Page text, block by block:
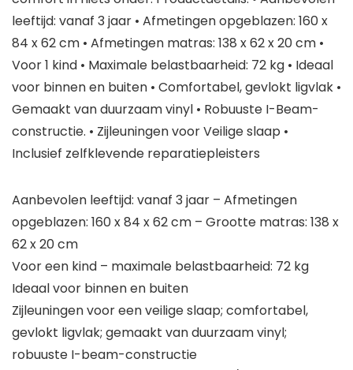
leeftijd: vanaf 3 jaar • Afmetingen opgeblazen: 160 x
84 x 62 cm • Afmetingen matras: 138 x 62 x 20 cm •
Voor 1 kind • Maximale belastbaarheid: 72 kg • Ideaal
voor binnen en buiten • Comfortabel, gevlokt ligvlak •
Gemaakt van duurzaam vinyl • Robuuste I-Beam-
constructie. • Zijleuningen voor Veilige slaap •
Inclusief zelfklevende reparatiepleisters
Aanbevolen leeftijd: vanaf 3 jaar – Afmetingen
opgeblazen: 160 x 84 x 62 cm – Grootte matras: 138 x
62 x 20 cm
Voor een kind – maximale belastbaarheid: 72 kg
Ideaal voor binnen en buiten
Zijleuningen voor een veilige slaap; comfortabel,
gevlokt ligvlak; gemaakt van duurzaam vinyl;
robuuste I-beam-constructie